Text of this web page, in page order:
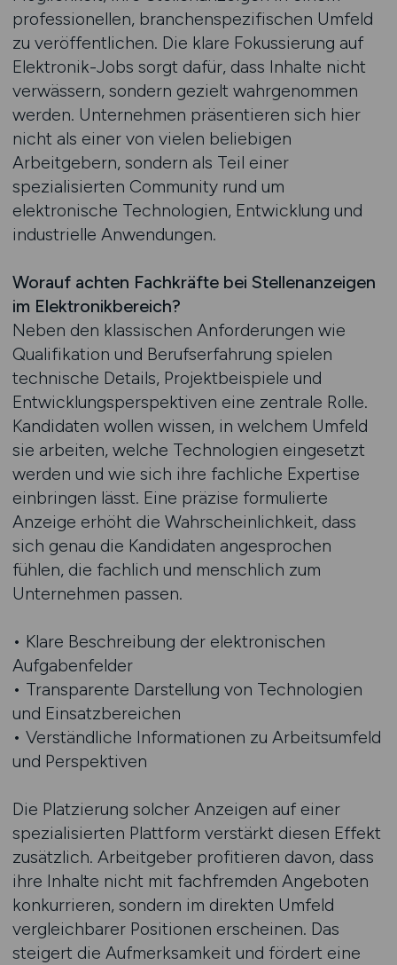
professionellen, branchenspezifischen Umfeld
zu veröffentlichen. Die klare Fokussierung auf
Elektronik-Jobs sorgt dafür, dass Inhalte nicht
verwässern, sondern gezielt wahrgenommen
werden. Unternehmen präsentieren sich hier
nicht als einer von vielen beliebigen
Arbeitgebern, sondern als Teil einer
spezialisierten Community rund um
elektronische Technologien, Entwicklung und
industrielle Anwendungen.
Worauf achten Fachkräfte bei Stellenanzeigen
im Elektronikbereich?
Neben den klassischen Anforderungen wie
Qualifikation und Berufserfahrung spielen
technische Details, Projektbeispiele und
Entwicklungsperspektiven eine zentrale Rolle.
Kandidaten wollen wissen, in welchem Umfeld
sie arbeiten, welche Technologien eingesetzt
werden und wie sich ihre fachliche Expertise
einbringen lässt. Eine präzise formulierte
Anzeige erhöht die Wahrscheinlichkeit, dass
sich genau die Kandidaten angesprochen
fühlen, die fachlich und menschlich zum
Unternehmen passen.
• Klare Beschreibung der elektronischen
Aufgabenfelder
• Transparente Darstellung von Technologien
und Einsatzbereichen
• Verständliche Informationen zu Arbeitsumfeld
und Perspektiven
Die Platzierung solcher Anzeigen auf einer
spezialisierten Plattform verstärkt diesen Effekt
zusätzlich. Arbeitgeber profitieren davon, dass
ihre Inhalte nicht mit fachfremden Angeboten
konkurrieren, sondern im direkten Umfeld
vergleichbarer Positionen erscheinen. Das
steigert die Aufmerksamkeit und fördert eine